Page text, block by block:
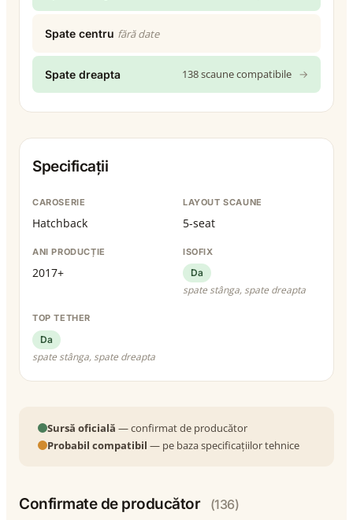
Spate centru fără date
Spate dreapta 138 scaune compatibile →
Specificații
CAROSERIE
Hatchback
LAYOUT SCAUNE
5-seat
ANI PRODUCȚIE
2017+
ISOFIX
Da
spate stânga, spate dreapta
TOP TETHER
Da
spate stânga, spate dreapta
Sursă oficială — confirmat de producător
Probabil compatibil — pe baza specificațiilor tehnice
Confirmate de producător (136)